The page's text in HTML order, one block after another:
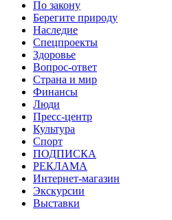
По закону
Берегите природу
Наследие
Спецпроекты
Здоровье
Вопрос-ответ
Страна и мир
Финансы
Люди
Пресс-центр
Культура
Спорт
ПОДПИСКА
РЕКЛАМА
Интернет-магазин
Экскурсии
Выставки